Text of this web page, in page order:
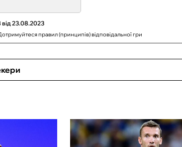
23.08.2023
правил (принципів) відповідальної гри